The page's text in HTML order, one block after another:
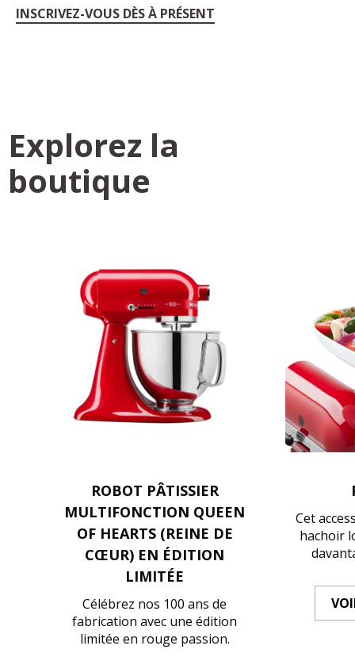
INSCRIVEZ-VOUS DÈS À PRÉSENT
Explorez la
boutique
ROBOT PÂTISSIER
MULTIFONCTION QUEEN
OF HEARTS (REINE DE
CŒUR) EN ÉDITION
LIMITÉE
Célébrez nos 100 ans de
fabrication avec une édition
limitée en rouge passion.
Cet
hachoir